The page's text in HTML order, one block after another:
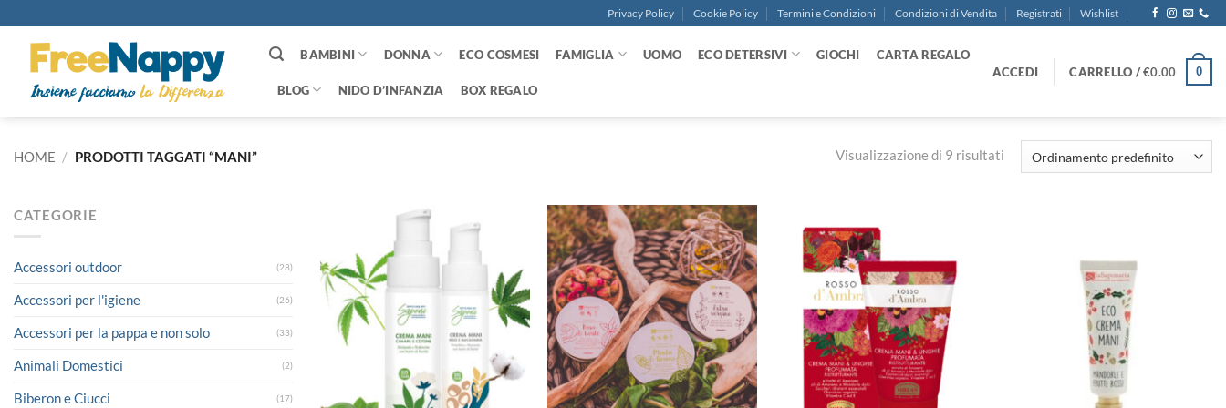
ai
contenuti
Privacy Policy Cookie Policy Termini e Condizioni Condizioni di Vendita Registrati Wishlist
BAMBINI DONNA ECO COSMESI FAMIGLIA UOMO ECO DETERSIVI GIOCHI CARTA REGALO
BLOG NIDO D’INFANZIA BOX REGALO
ACCEDI CARRELLO /€0.00 0
HOME / PRODOTTI TAGGATI “MANI” Visualizzazione di 9 risultati
CATEGORIE
Accessori outdoor (28)
Accessori per l'igiene (26)
Accessori per la pappa e non solo (33)
Animali Domestici (2)
Biberon e Ciucci (17)
Aggiungi
alla lista
dei
desideri
Aggiungi
alla lista
dei
desideri
alla lista
dei
desideri